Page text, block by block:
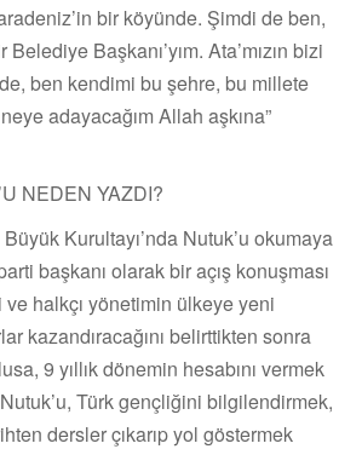
bir köyünde. Şimdi de ben,
Başkanı’yım. Ata’mızın bizi
ben kendimi bu şehre, bu millete
adayacağım Allah aşkına”
NEDEN YAZDI?
Kurultayı’nda Nutuk’u okumaya
başkanı olarak bir açış konuşması
ve halkçı yönetimin ülkeye yeni
kazandıracağını belirttikten sonra
9 yıllık dönemin hesabını vermek
Türk gençliğini bilgilendirmek,
dersler çıkarıp yol göstermek